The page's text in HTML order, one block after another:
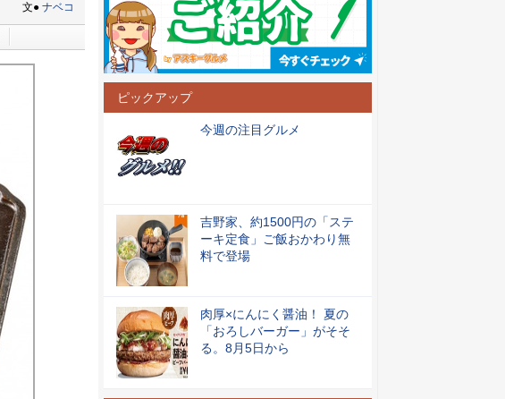
文● ナベコ
ピックアップ
今週の注目グルメ
吉野家、約1500円の「ステ
ーキ定食」ご飯おかわり無
料で登場
肉厚×にんにく醤油！ 夏の
「おろしバーガー」がそそ
る。8月5日から